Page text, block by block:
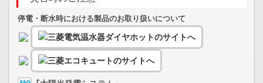
停電・断水時における製品のお取り扱いについて